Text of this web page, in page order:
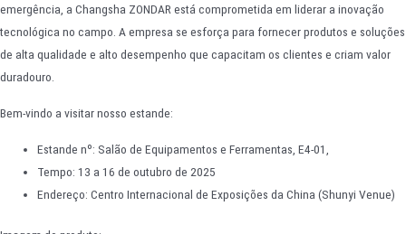
emergência, a Changsha ZONDAR está comprometida em liderar a inovação
tecnológica no campo. A empresa se esforça para fornecer produtos e soluções
de alta qualidade e alto desempenho que capacitam os clientes e criam valor
duradouro.
Bem-vindo a visitar nosso estande:
Estande nº: Salão de Equipamentos e Ferramentas, E4-01,
Tempo: 13 a 16 de outubro de 2025
Endereço: Centro Internacional de Exposições da China (Shunyi Venue)